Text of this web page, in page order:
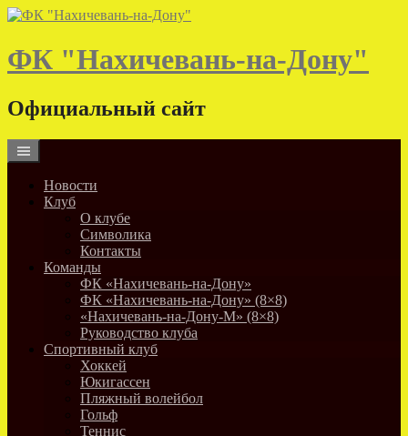
Skip
content
ФК "Нахичевань-на-Дону"
Официальный сайт
Новости
Клуб
О клубе
Символика
Контакты
Команды
ФК «Нахичевань-на-Дону»
ФК «Нахичевань-на-Дону» (8×8)
«Нахичевань-на-Дону-М» (8×8)
Руководство клуба
Спортивный клуб
Хоккей
Юкигассен
Пляжный волейбол
Гольф
Теннис